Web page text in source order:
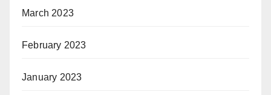
March 2023
February 2023
January 2023